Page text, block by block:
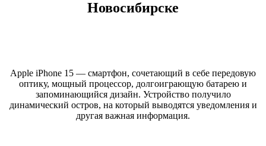
Новосибирске
Apple iPhone 15 — смартфон, сочетающий в себе передовую
оптику, мощный процессор, долгоиграющую батарею и
запоминающийся дизайн. Устройство получило
динамический остров, на который выводятся уведомления и
другая важная информация.